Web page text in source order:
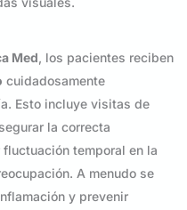
Med, los pacientes reciben
cuidadosamente
Esto incluye visitas de
la correcta
temporal en la
A menudo se
y prevenir